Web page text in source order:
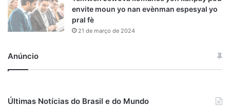
envite moun yo nan evènman espesyal yo
pral fè
21 de março de 2024
Anúncio
Últimas Notícias do Brasil e do Mundo